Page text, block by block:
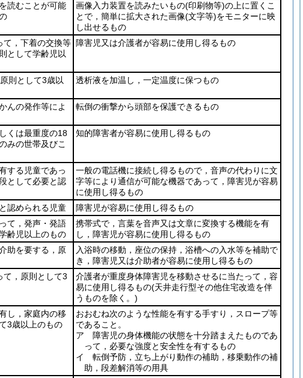
読むことが可能
画像入力装置を読みたいもの(印刷物等)の上に置くこ
とで，簡単に拡大された画像(文字等)をモニターに映
し出せるもの
て，下着の交換等
として学齢児以
障害児又は介護者が容易に使用し得るもの
則として3歳以
透析液を加温し，一定温度に保つもの
んの発作等によ
転倒の衝撃から頭部を保護できるもの
くは最重度の18
みの世帯及びこ
知的障害者が容易に使用し得るもの
する児童であっ
として必要と認
一般の電話機に接続し得るもので，音声の代わりに文
字等により通信が可能な機器であって，障害児が容易
に使用し得るもの
認められる児童
障害児が容易に使用し得るもの
て，発声・発語
齢児以上のもの
携帯式で，言葉を音声又は文章に変換する機能を有
し，障害児が容易に使用し得るもの
助を要する，原
入浴時の移動，座位の保持，浴槽への入水等を補助で
き，障害児又は介助者が容易に使用し得るもの
て，原則として3
介護者が重度身体障害児を移動させるに当たって，容
易に使用し得るもの(天井走行型その他住宅改造を伴
うものを除く。)
し，家庭内の移
3歳以上のもの
おおむね次のような性能を有する手すり，スロープ等
であること。
ア 障害児の身体機能の状態を十分踏まえたものであ
って，必要な強度と安全性を有するもの
イ 転倒予防，立ち上がり動作の補助，移乗動作の補
助，段差解消等の用具